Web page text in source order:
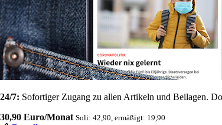
24/7: Sofortiger Zugang zu allen Artikeln und Beilagen.
30,90 Euro/Monat Soli: 42,90, ermäßigt: 19,90